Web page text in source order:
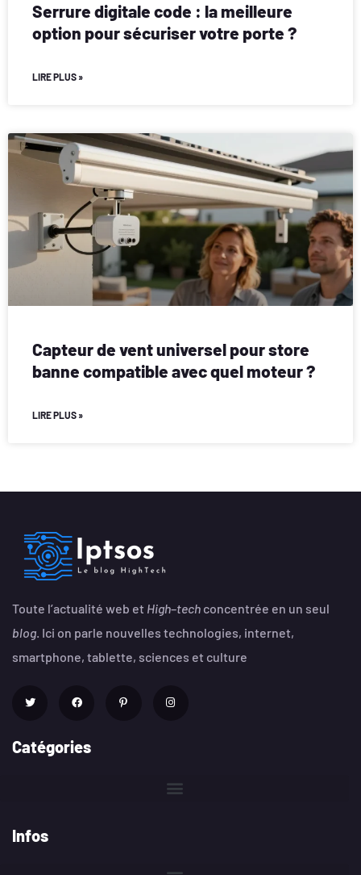
Serrure digitale code : la meilleure
option pour sécuriser votre porte ?
LIRE PLUS »
Capteur de vent universel pour store
banne compatible avec quel moteur ?
LIRE PLUS »
Toute l’actualité web et High–tech concentrée en un seul
blog. Ici on parle nouvelles technologies, internet,
smartphone, tablette, sciences et culture
Catégories
Infos